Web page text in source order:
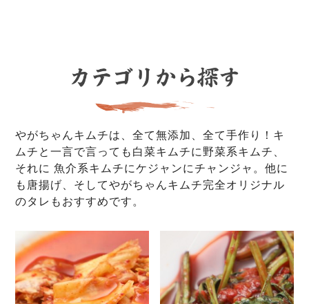
やがちゃんキムチは、全て無添加、全て手作り！キ
ムチと一言で言っても白菜キムチに野菜系キムチ、
それに 魚介系キムチにケジャンにチャンジャ。他に
も唐揚げ、そしてやがちゃんキムチ完全オリジナル
のタレもおすすめです。